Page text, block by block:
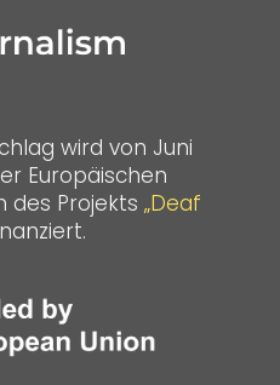
wird von Juni
Europäischen
des Projekts „Deaf